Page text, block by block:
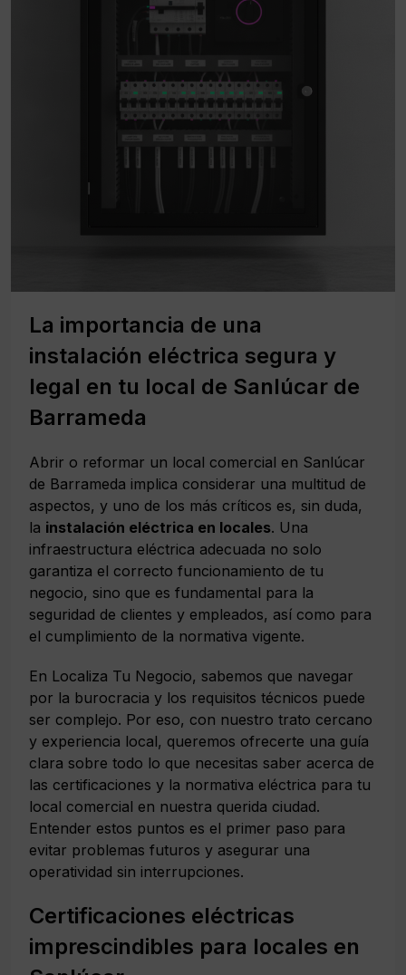
La importancia de una
instalación eléctrica segura y
legal en tu local de Sanlúcar de
Barrameda
Abrir o reformar un local comercial en Sanlúcar
de Barrameda implica considerar una multitud de
aspectos, y uno de los más críticos es, sin duda,
la instalación eléctrica en locales. Una
infraestructura eléctrica adecuada no solo
garantiza el correcto funcionamiento de tu
negocio, sino que es fundamental para la
seguridad de clientes y empleados, así como para
el cumplimiento de la normativa vigente.
En Localiza Tu Negocio, sabemos que navegar
por la burocracia y los requisitos técnicos puede
ser complejo. Por eso, con nuestro trato cercano
y experiencia local, queremos ofrecerte una guía
clara sobre todo lo que necesitas saber acerca de
las certificaciones y la normativa eléctrica para tu
local comercial en nuestra querida ciudad.
Entender estos puntos es el primer paso para
evitar problemas futuros y asegurar una
operatividad sin interrupciones.
Certificaciones eléctricas
imprescindibles para locales en